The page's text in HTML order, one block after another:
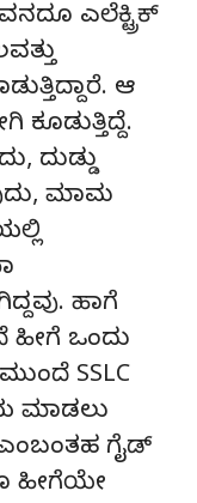
ಎಲೆಕ್ಟ್ರಿಕ್
ಆ
ದುಡ್ಡು
ಮಾಮ
ಹಾಗೆ
ಹೀಗೆ ಒಂದು
SSLC
ಮಾಡಲು
ಗೈಡ್
ಹೀಗೆಯೇ